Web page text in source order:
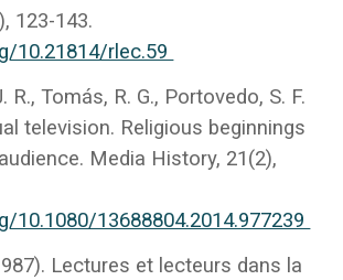
123-143.
10.21814/rlec.59
R., Tomás, R. G., Portovedo, S. F.
television. Religious beginnings
Media History, 21(2),
10.1080/13688804.2014.977239
Lectures et lecteurs dans la